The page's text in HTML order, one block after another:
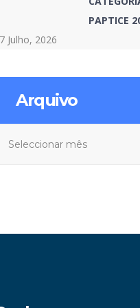
PAPTICE
Julho, 2026
Arquivo